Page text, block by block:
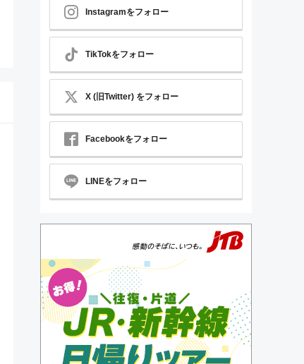
Instagramをフォロー
TikTokをフォロー
X (旧Twitter) をフォロー
Facebookをフォロー
LINEをフォロー